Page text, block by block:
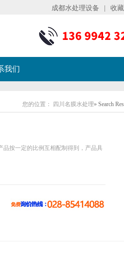
成都水处理设备 收
我们
您的位置： 四川名膜水处理» Search
按一定的比例互相配制得到，产品具